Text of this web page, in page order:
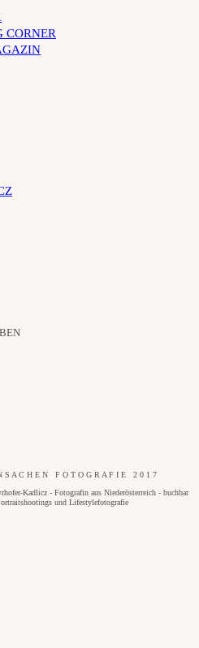
CORNER
A C H E N F O T O G R A F I E 2 0 1 7
Kadlicz - Fotografin aus Niederösterreich - buchbar
und Lifestylefotografie